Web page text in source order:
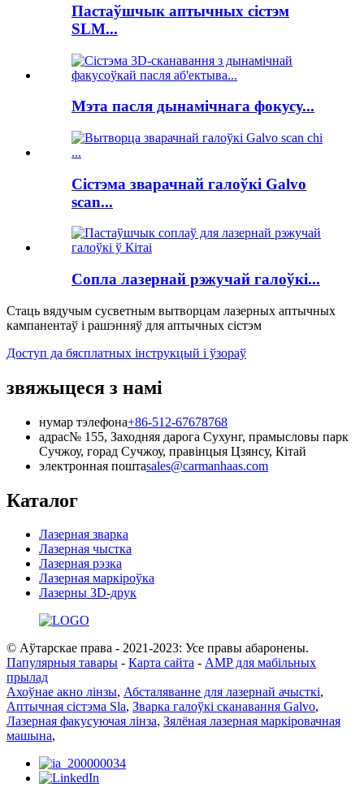
Пастаўшчык аптычных сістэм
SLM...
Мэта пасля дынамічнага фокусу...
Сістэма зварачнай галоўкі Galvo
scan...
Сопла лазернай рэжучай галоўкі...
Стаць вядучым сусветным вытворцам лазерных аптычных
кампанентаў і рашэнняў для аптычных сістэм
Доступ да бясплатных інструкцый і ўзораў
звяжыцеся з намі
нумар тэлефона+86-512-67678768
адрас№ 155, Заходняя дарога Сухунг, прамысловы парк
Сучжоу, горад Сучжоу, правінцыя Цзянсу, Кітай
электронная поштаsales@carmanhaas.com
Каталог
Лазерная зварка
Лазерная чыстка
Лазерная рэзка
Лазерная маркіроўка
Лазерны 3D-друк
© Аўтарскае права - 2021-2023: Усе правы абаронены.
Папулярныя тавары - Карта сайта - AMP для мабільных
прылад
Ахоўнае акно лінзы, Абсталяванне для лазернай ачысткі,
Аптычная сістэма Sla, Зварка галоўкі сканавання Galvo,
Лазерная факусуючая лінза, Зялёная лазерная маркіровачная
машына,